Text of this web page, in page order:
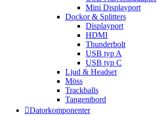
Mini Displayport
Dockor & Splitters
Displayport
HDMI
Thunderbolt
USB typ A
USB typ C
Ljud & Headset
Möss
Trackballs
Tangentbord
Datorkomponenter